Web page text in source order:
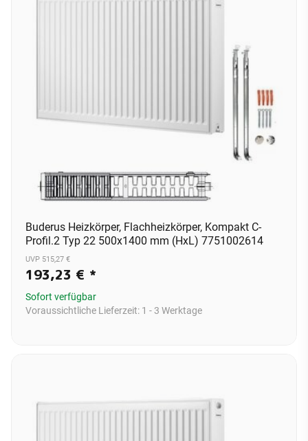
Buderus Heizkörper, Flachheizkörper, Kompakt C-
Profil.2 Typ 22 500x1400 mm (HxL) 7751002614
UVP 515,27 €
193,23 € *
Sofort verfügbar
Voraussichtliche Lieferzeit: 1 - 3 Werktage